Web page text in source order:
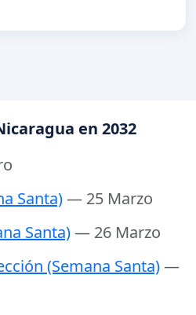
en 2032
Santa)— 25 Marzo
Santa)— 26 Marzo
(Semana Santa)—